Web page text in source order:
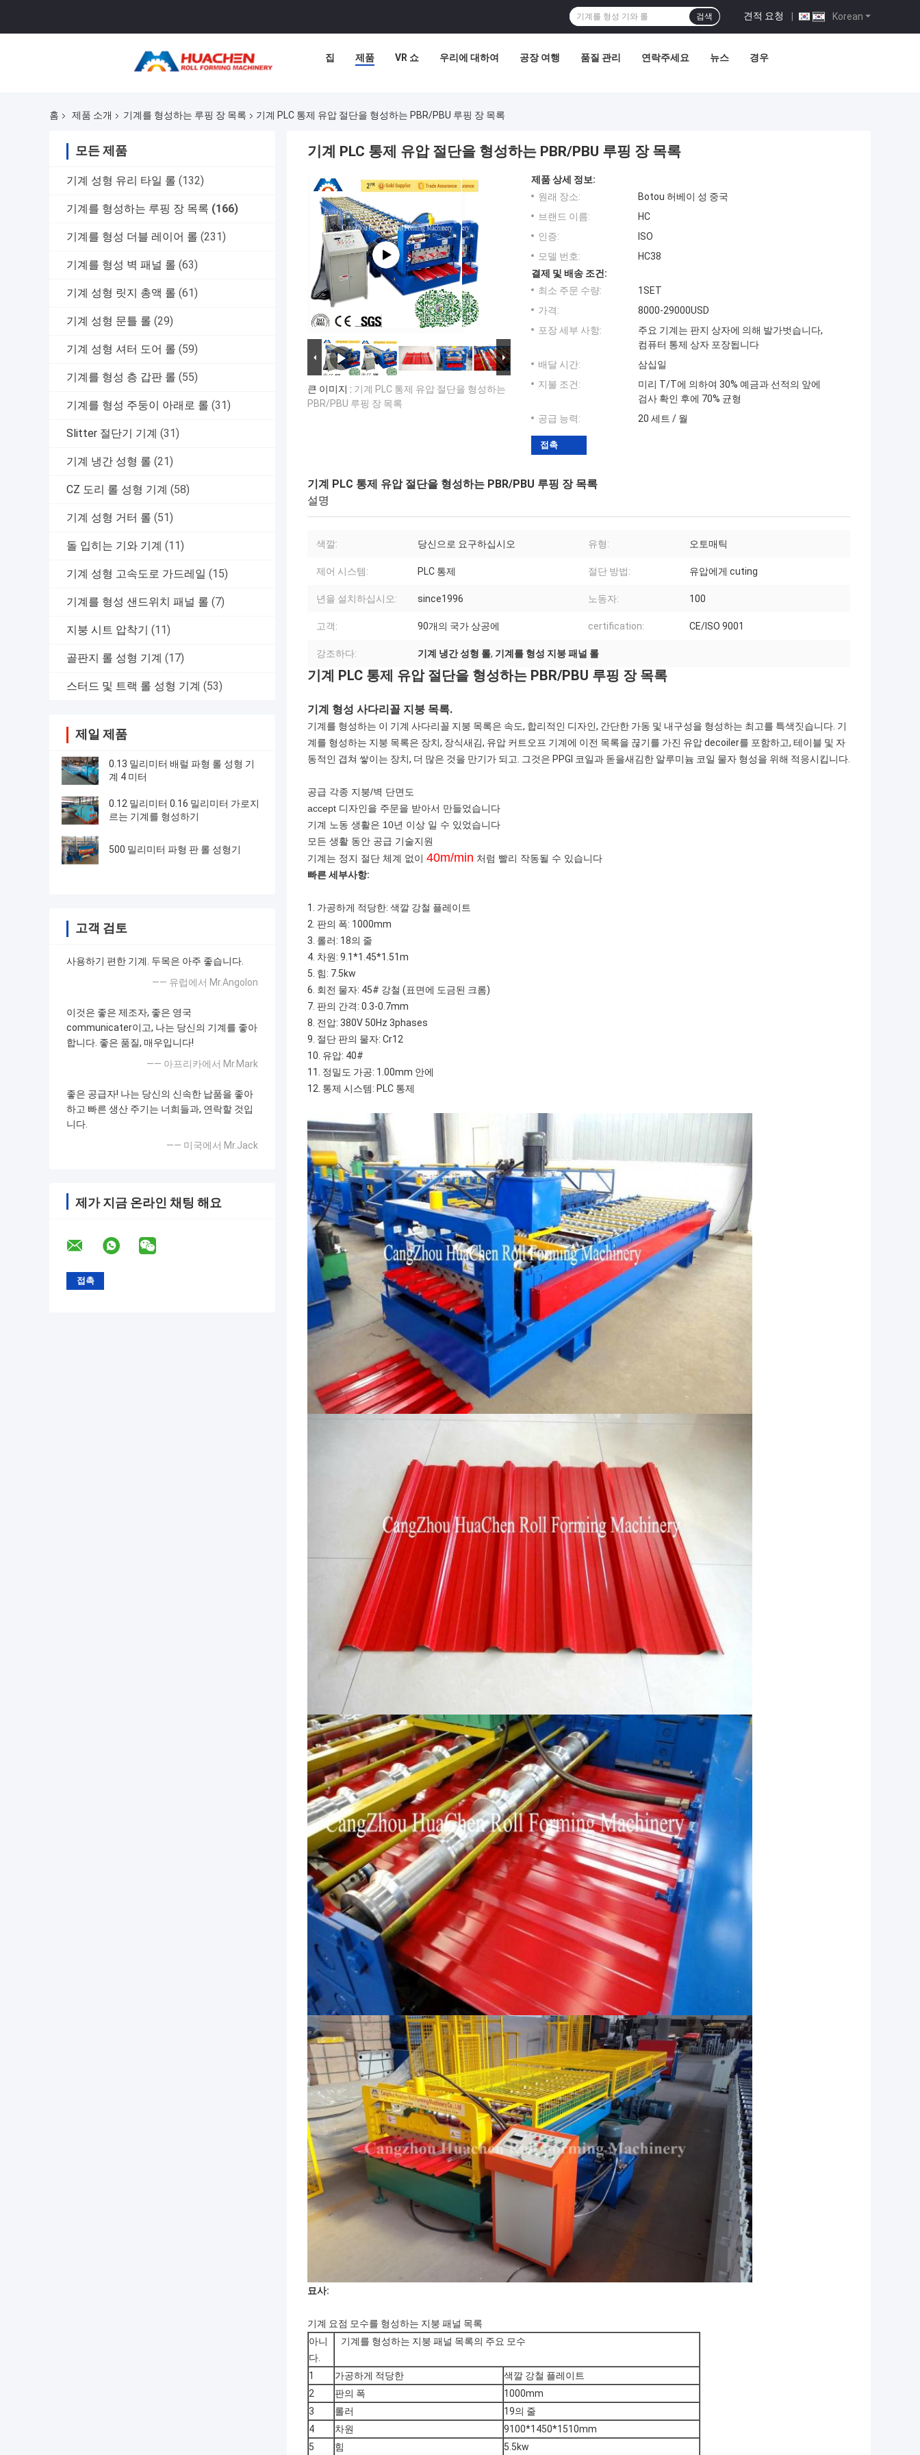
Korean
견적 요청 |
검색
집 제품 VR 쇼 우리에 대하여 공장 여행 품질 관리 연락주세요 뉴스 경우
홈 제품 소개 기계를 형성하는 루핑 장 목록 기계 PLC 통제 유압 절단을 형성하는 PBR/PBU 루핑 장 목록
모든 제품
기계 성형 유리 타일 롤 (132)
기계를 형성하는 루핑 장 목록 (166)
기계를 형성 더블 레이어 롤 (231)
기계를 형성 벽 패널 롤 (63)
기계 성형 릿지 총액 롤 (61)
기계 성형 문틀 롤 (29)
기계 성형 셔터 도어 롤 (59)
기계를 형성 층 갑판 롤 (55)
기계를 형성 주둥이 아래로 롤 (31)
Slitter 절단기 기계 (31)
기계 냉간 성형 롤 (21)
CZ 도리 롤 성형 기계 (58)
기계 성형 거터 롤 (51)
돌 입히는 기와 기계 (11)
기계 성형 고속도로 가드레일 (15)
기계를 형성 샌드위치 패널 롤 (7)
지붕 시트 압착기 (11)
골판지 롤 성형 기계 (17)
스터드 및 트랙 롤 성형 기계 (53)
제일 제품
0.13 밀리미터 배럴 파형 롤 성형 기
계 4 미터
0.12 밀리미터 0.16 밀리미터 가로지
르는 기계를 형성하기
500 밀리미터 파형 판 롤 성형기
고객 검토
사용하기 편한 기계. 두목은 아주 좋습니다.
—— 유럽에서 Mr.Angolon
이것은 좋은 제조자, 좋은 영국
communicater이고, 나는 당신의 기계를 좋아
합니다. 좋은 품질, 매우입니다!
—— 아프리카에서 Mr.Mark
좋은 공급자! 나는 당신의 신속한 납품을 좋아
하고 빠른 생산 주기는 너희들과, 연락할 것입
니다.
—— 미국에서 Mr.Jack
제가 지금 온라인 채팅 해요
기계 PLC 통제 유압 절단을 형성하는 PBR/PBU 루핑 장 목록
큰 이미지 : 기계 PLC 통제 유압 절단을 형성하는
PBR/PBU 루핑 장 목록
제품 상세 정보:
원래 장소:
Botou 허베이 성 중국
브랜드 이름:
HC
인증:
ISO
모델 번호:
HC38
결제 및 배송 조건:
최소 주문 수량:
1SET
가격:
8000-29000USD
포장 세부 사항:
주요 기계는 판지 상자에 의해 발가벗습니다,
컴퓨터 통제 상자 포장됩니다
배달 시간:
삼십일
지불 조건:
미리 T/T에 의하여 30% 예금과 선적의 앞에
검사 확인 후에 70% 균형
공급 능력:
20 세트 / 월
접촉
기계 PLC 통제 유압 절단을 형성하는 PBR/PBU 루핑 장 목록
설명
색깔: 당신으로 요구하십시오 유형: 오토매틱
제어 시스템: PLC 통제 절단 방법: 유압에게 cuting
년을 설치하십시오: since1996 노동자: 100
고객: 90개의 국가 상공에 certification: CE/ISO 9001
강조하다: 기계 냉간 성형 롤, 기계를 형성 지붕 패널 롤
기계 PLC 통제 유압 절단을 형성하는 PBR/PBU 루핑 장 목록
기계 형성 사다리꼴 지붕 목록.
기계를 형성하는 이 기계 사다리꼴 지붕 목록은 속도, 합리적인 디자인, 간단한 가동 및 내구성을 형성하는 최고를 특색짓습니다. 기
계를 형성하는 지붕 목록은 장치, 장식새김, 유압 커트오프 기계에 이전 목록을 끊기를 가진 유압 decoiler를 포함하고, 테이블 및 자
동적인 겹쳐 쌓이는 장치, 더 많은 것을 만기가 되고. 그것은 PPGI 코일과 돋을새김한 알루미늄 코일 물자 형성을 위해 적응시킵니다.
공급 각종 지붕/벽 단면도
accept 디자인을 주문을 받아서 만들었습니다
기계 노동 생활은 10년 이상 일 수 있었습니다
모든 생활 동안 공급 기술지원
기계는 정지 절단 체계 없이 40m/min 처럼 빨리 작동될 수 있습니다
빠른 세부사항:
1. 가공하게 적당한: 색깔 강철 플레이트
2. 판의 폭: 1000mm
3. 롤러: 18의 줄
4. 차원: 9.1*1.45*1.51m
5. 힘: 7.5kw
6. 회전 물자: 45# 강철 (표면에 도금된 크롬)
7. 판의 간격: 0.3-0.7mm
8. 전압: 380V 50Hz 3phases
9. 절단 판의 물자: Cr12
10. 유압: 40#
11. 정밀도 가공: 1.00mm 안에
12. 통제 시스템: PLC 통제
묘사:
기계 요점 모수를 형성하는 지붕 패널 목록
아니
다.
기계를 형성하는 지붕 패널 목록의 주요 모수
1 가공하게 적당한
색깔 강철 플레이트
2
판의 폭
1000mm
3
롤러
19의 줄
4
차원
9100*1450*1510mm
5
힘 5.5kw